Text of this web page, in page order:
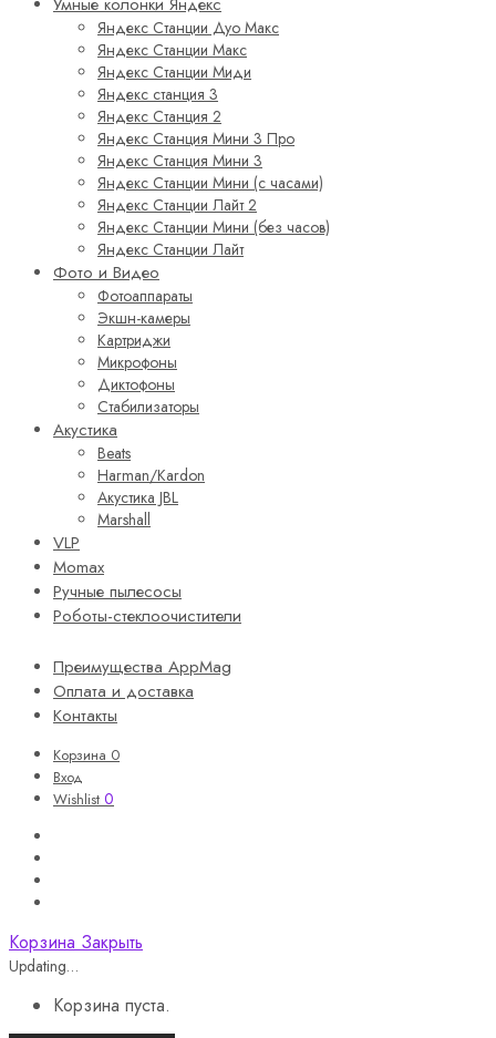
Яндекс Станции Дуо Макс
Яндекс Станции Макс
Яндекс Станции Миди
Яндекс станция 3
Яндекс Станция 2
Яндекс Станция Мини 3 Про
Яндекс Станция Мини 3
Яндекс Станции Мини (с часами)
Яндекс Станции Лайт 2
Яндекс Станции Мини (без часов)
Яндекс Станции Лайт
Фото и Видео
Фотоаппараты
Экшн-камеры
Картриджи
Микрофоны
Диктофоны
Стабилизаторы
Акустика
Beats
Harman/Kardon
Акустика JBL
Marshall
VLP
Momax
Ручные пылесосы
Роботы-стеклоочистители
Преимущества AppMag
Оплата и доставка
Контакты
Корзина 0
Вход
Wishlist 0
Корзина Закрыть
Updating…
Корзина пуста.